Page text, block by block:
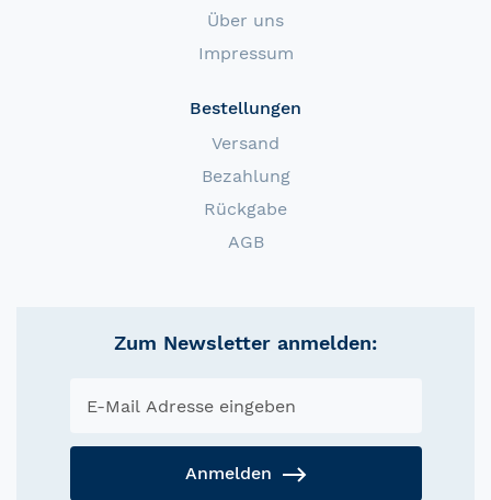
Über uns
Impressum
Bestellungen
Versand
Bezahlung
Rückgabe
AGB
Zum Newsletter anmelden:
Anmelden